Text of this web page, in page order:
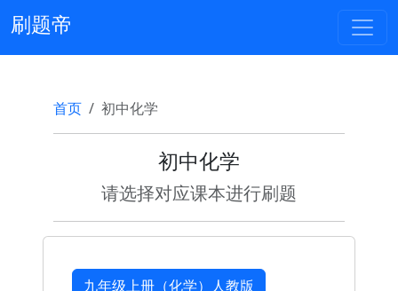
刷题帝
首页 初中化学
初中化学
请选择对应课本进行刷题
九年级上册（化学）人教版